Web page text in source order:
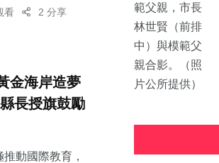
看 2 分享
金海岸造夢
長授旗鼓勵
動國際教育，